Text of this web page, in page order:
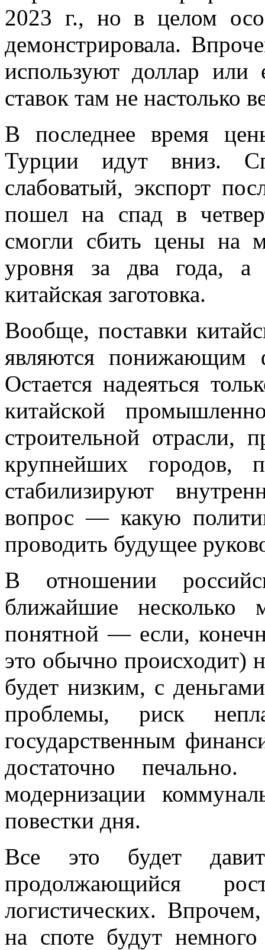
2023 г., но в целом
демонстрировала.
используют доллар или
ставок там не настолько
В последнее время
Турции идут вниз.
слабоватый, экспорт
пошел на спад в
смогли сбить цены на
уровня за два года, а
китайская заготовка.
Вообще, поставки
являются понижающим
Остается надеяться
китайской
строительной отрасли,
крупнейших городов,
стабилизируют
вопрос — какую
проводить будущее
В отношении
ближайшие несколько
понятной — если,
это обычно
будет низким, с
проблемы, риск
государственным
достаточно
модернизации
повестки дня.
Все это будет
продолжающийся
логистических.
на споте будут